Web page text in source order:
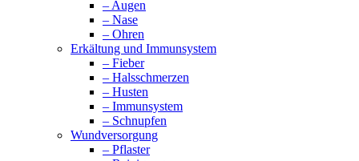
– Augen
– Nase
– Ohren
Erkältung und Immunsystem
– Fieber
– Halsschmerzen
– Husten
– Immunsystem
– Schnupfen
Wundversorgung
– Pflaster